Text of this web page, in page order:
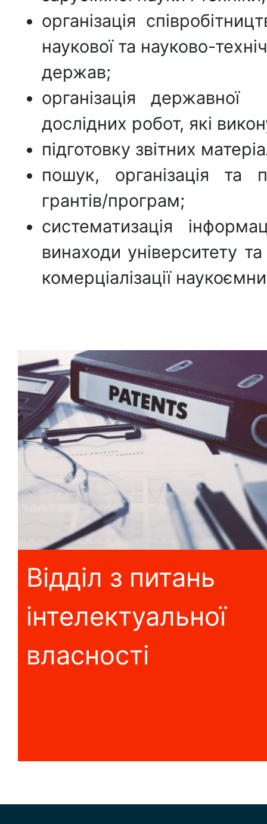
організація
наукової та науково-
держав;
організація
дослідних робот, які
підготовку звітних
пошук, організація та
грантів/програм;
систематизація
винаходи університету
комерціалізації
Відділ з питань
інтелектуальної
власності